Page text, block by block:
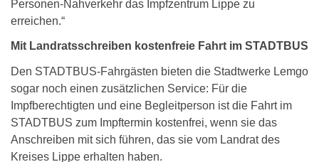
Personen-Nahverkehr das Impfzentrum Lippe zu
erreichen.“
Mit Landratsschreiben kostenfreie Fahrt im STADTBUS
Den STADTBUS-Fahrgästen bieten die Stadtwerke Lemgo
sogar noch einen zusätzlichen Service: Für die
Impfberechtigten und eine Begleitperson ist die Fahrt im
STADTBUS zum Impftermin kostenfrei, wenn sie das
Anschreiben mit sich führen, das sie vom Landrat des
Kreises Lippe erhalten haben.